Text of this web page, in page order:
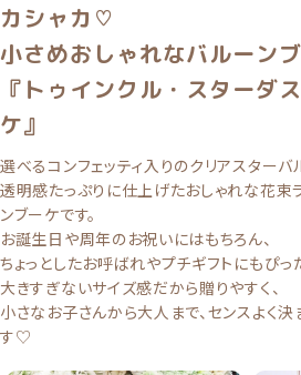
カシャカ♡
小さめおしゃれなバルーン
『トゥインクル・スターダ
ケ』
選べるコンフェッティ入りのクリアスターバ
透明感たっぷりに仕上げたおしゃれな花束
ンブーケです。
お誕生日や周年のお祝いにはもちろん、
ちょっとしたお呼ばれやプチギフトにもぴ
大きすぎないサイズ感だから贈りやすく、
小さなお子さんから大人まで、センスよく
す♡